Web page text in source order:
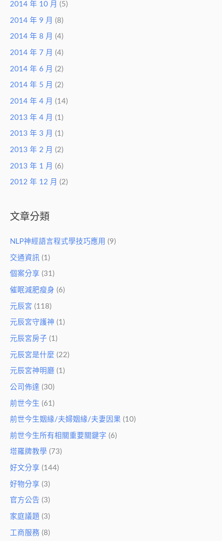
2014 年 10 月 (5)
2014 年 9 月 (8)
2014 年 8 月 (4)
2014 年 7 月 (4)
2014 年 6 月 (2)
2014 年 5 月 (2)
2014 年 4 月 (14)
2013 年 4 月 (1)
2013 年 3 月 (1)
2013 年 2 月 (2)
2013 年 1 月 (6)
2012 年 12 月 (2)
文章分類
NLP神經語言程式學技巧應用 (9)
交通資訊 (1)
個案分享 (31)
催眠減肥瘦身 (6)
元辰宮 (118)
元辰宮守護神 (1)
元辰宮房子 (1)
元辰宮是什麼 (22)
元辰宮神明廳 (1)
公司佈達 (30)
前世今生 (61)
前世今生姻緣/夫婦姻緣/夫妻因果 (10)
前世今生所有相關重要關鍵字 (6)
塔羅牌教學 (73)
好文分享 (144)
好物分享 (3)
官方公告 (3)
家庭議題 (3)
工商服務 (8)